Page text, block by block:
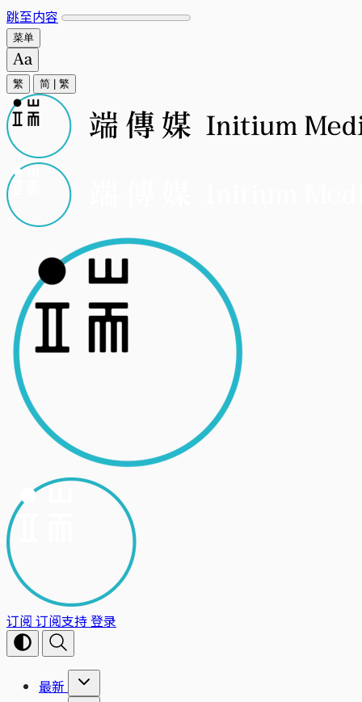
跳至内容
菜单
繁 简 繁
订阅 订阅支持登录
最新